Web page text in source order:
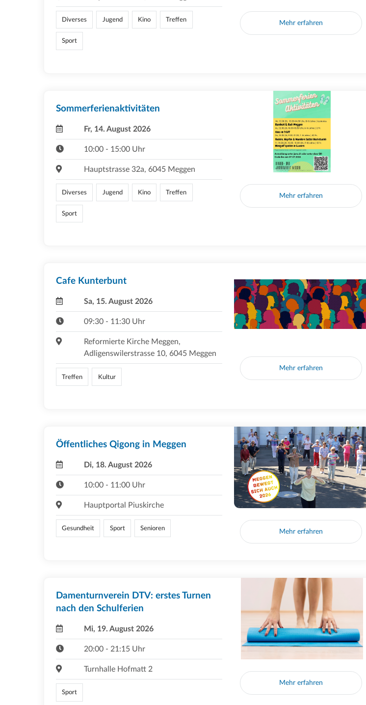
Diverses Jugend Kino Treffen
Sport
Mehr erfahren
Sommerferienaktivitäten
Fr, 14. August 2026
10:00 - 15:00 Uhr
Hauptstrasse 32a, 6045 Meggen
Diverses Jugend Kino Treffen
Sport
Mehr erfahren
Cafe Kunterbunt
Sa, 15. August 2026
09:30 - 11:30 Uhr
Reformierte Kirche Meggen,
Adligenswilerstrasse 10, 6045 Meggen
Treffen Kultur
Mehr erfahren
Öffentliches Qigong in Meggen
Di, 18. August 2026
10:00 - 11:00 Uhr
Hauptportal Piuskirche
Gesundheit Sport Senioren Mehr erfahren
Damenturnverein DTV: erstes Turnen
nach den Schulferien
Mi, 19. August 2026
20:00 - 21:15 Uhr
Turnhalle Hofmatt 2
Sport
Mehr erfahren